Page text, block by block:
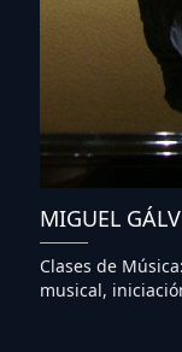
MIGUEL
Clases de
musical,